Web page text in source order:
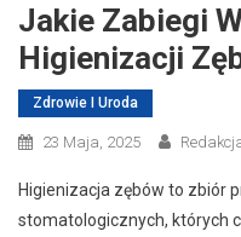
Jakie Zabiegi
Higienizacji
Zdrowie I Uroda
23 Maja, 2025
Higienizacja zębów to zbiór
stomatologicznych, których